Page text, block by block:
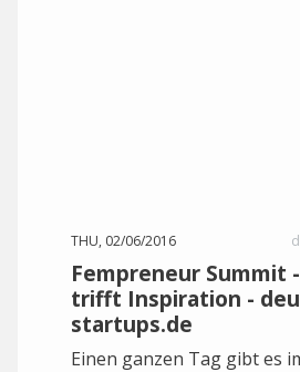
THU, 02/06/2016
Fempreneur Summit
trifft Inspiration -
startups.de
Einen ganzen Tag gibt es